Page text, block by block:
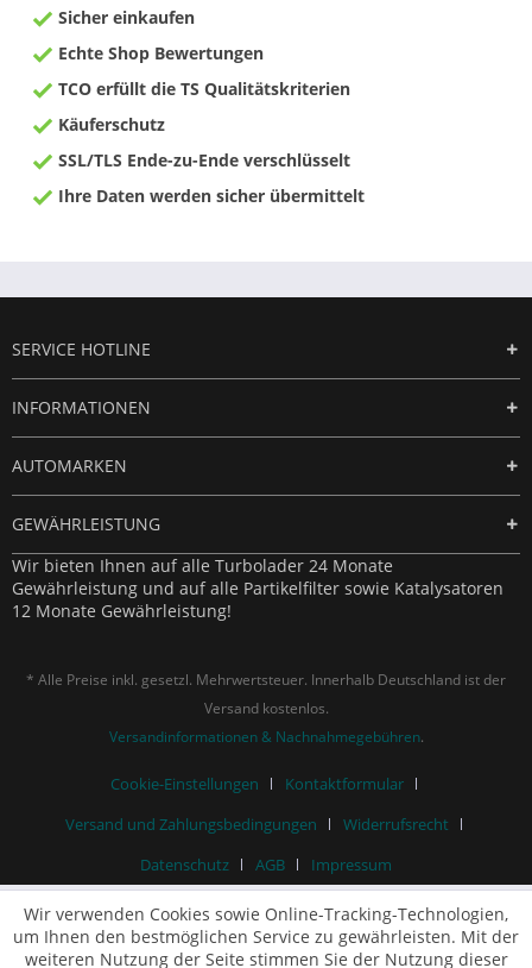
Sicher einkaufen
Echte Shop Bewertungen
TCO erfüllt die TS Qualitätskriterien
Käuferschutz
SSL/TLS Ende-zu-Ende verschlüsselt
Ihre Daten werden sicher übermittelt
SERVICE HOTLINE
INFORMATIONEN
AUTOMARKEN
GEWÄHRLEISTUNG
Wir bieten Ihnen auf alle Turbolader 24 Monate
Gewährleistung und auf alle Partikelfilter sowie Katalysatoren
12 Monate Gewährleistung!
* Alle Preise inkl. gesetzl. Mehrwertsteuer. Innerhalb Deutschland ist der
Versand kostenlos.
Versandinformationen & Nachnahmegebühren.
Cookie-Einstellungen
Kontaktformular
Versand und Zahlungsbedingungen
Widerrufsrecht
Datenschutz
AGB Impressum
Wir verwenden Cookies sowie Online-Tracking-Technologien,
um Ihnen den bestmöglichen Service zu gewährleisten. Mit der
weiteren Nutzung der Seite stimmen Sie der Nutzung dieser